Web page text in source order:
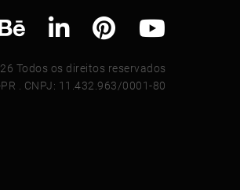
Todos os direitos reservados
. CNPJ: 11.432.963/0001-80